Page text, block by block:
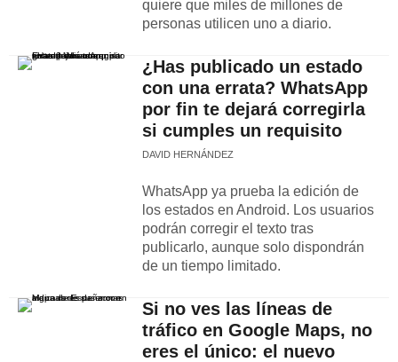
quiere que miles de millones de
personas utilicen uno a diario.
¿Has publicado un estado
con una errata? WhatsApp
por fin te dejará corregirla
si cumples un requisito
DAVID HERNÁNDEZ
WhatsApp ya prueba la edición de
los estados en Android. Los usuarios
podrán corregir el texto tras
publicarlo, aunque solo dispondrán
de un tiempo limitado.
Si no ves las líneas de
tráfico en Google Maps, no
eres el único: el nuevo